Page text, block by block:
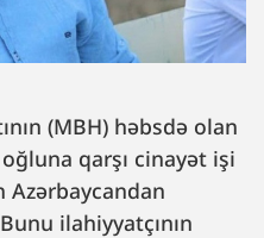
(MBH) həbsdə olan
qarşı cinayət işi
Azərbaycandan
ilahiyyatçının